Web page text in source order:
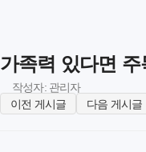
가족력 있다면
작성자: 관리자
이전 게시글
다음 게시글